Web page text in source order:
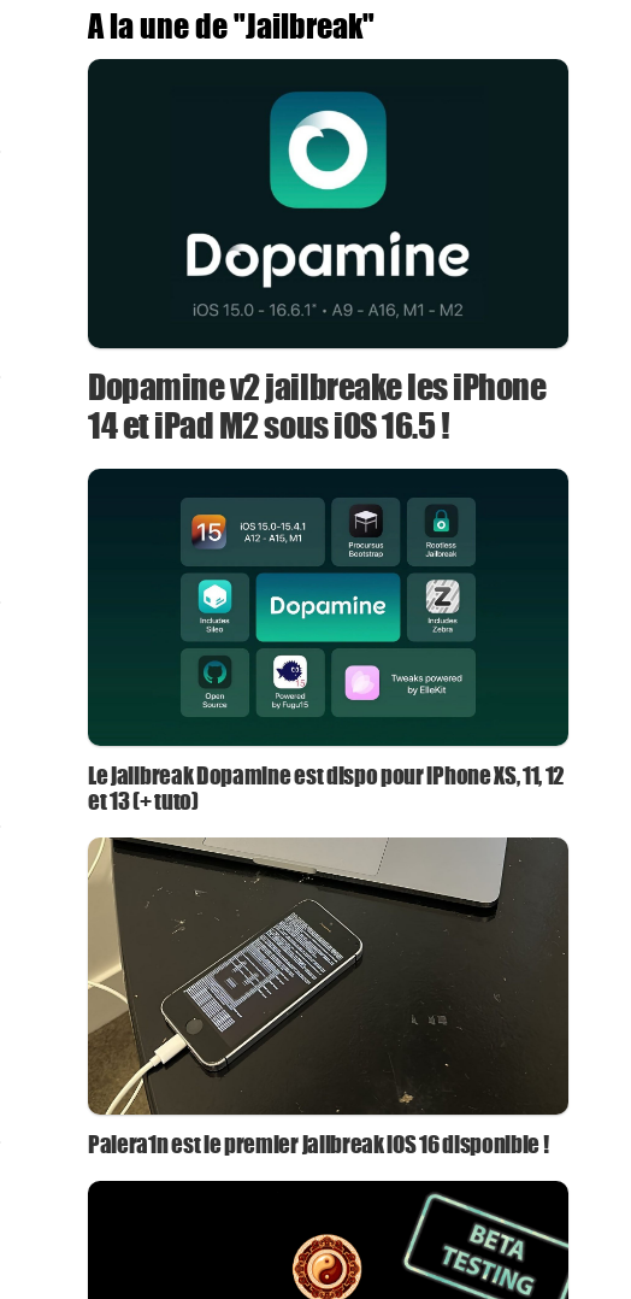
A la une de "Jailbreak"
Dopamine v2 jailbreake les iPhone
14 et iPad M2 sous iOS 16.5 !
Le jailbreak Dopamine est dispo pour iPhone XS, 11, 12
et 13 (+ tuto)
Palera1n est le premier jailbreak iOS 16 disponible !